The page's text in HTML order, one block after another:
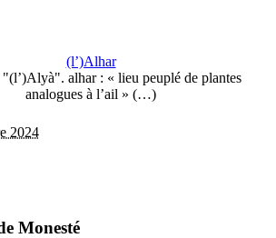
(l’)Alhar
alhar : « lieu peuplé de plantes
analogues à l’ail » (…)
2024
Monesté